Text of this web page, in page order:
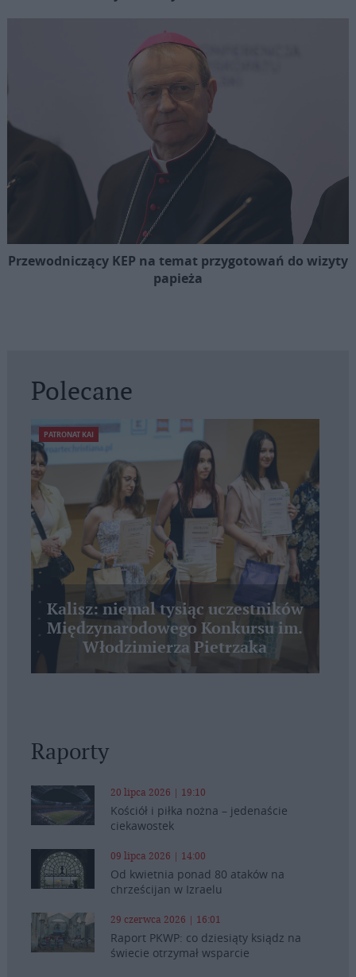
Przewodniczący KEP na temat przygotowań do wizyty
papieża
Polecane
PATRONAT KAI
Kalisz: niemal tysiąc uczestników
Międzynarodowego Konkursu im.
Włodzimierza Pietrzaka
Raporty
20 lipca 2026 | 19:10
Kościół i piłka nożna – jedenaście
ciekawostek
09 lipca 2026 | 14:00
Od kwietnia ponad 80 ataków na
chrześcijan w Izraelu
29 czerwca 2026 | 16:01
Raport PKWP: co dziesiąty ksiądz na
świecie otrzymał wsparcie